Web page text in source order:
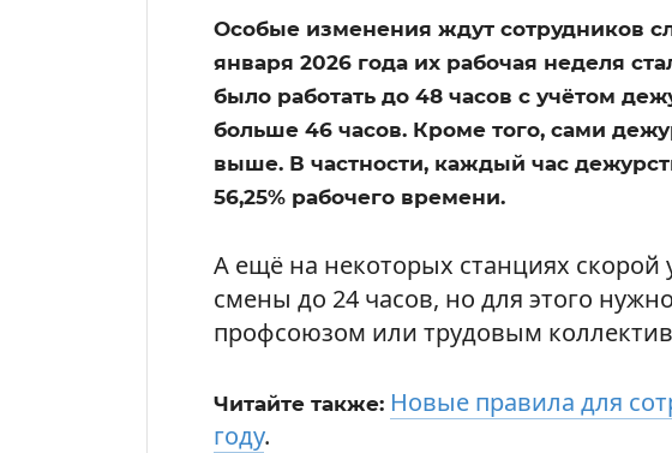
Особые изменения ждут сотрудников
января 2026 года их рабочая неделя
было работать до 48 часов с учётом
больше 46 часов. Кроме того, сами
выше. В частности, каждый час
56,25% рабочего времени.
А ещё на некоторых станциях
смены до 24 часов, но для этого
профсоюзом или трудовым
Читайте также: Новые правила для
году.